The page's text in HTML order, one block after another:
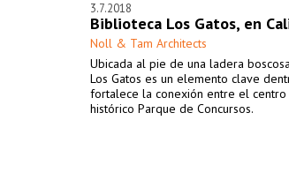
3.7.2018
Biblioteca Los Gatos, en
Noll & Tam Architects
Ubicada al pie de una ladera
Los Gatos es un elemento clave
fortalece la conexión entre el
histórico Parque de Concursos.